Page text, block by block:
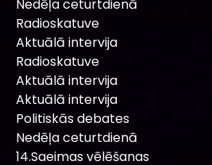
Nedēļa ceturtdienā
Radioskatuve
Aktuālā intervija
Radioskatuve
Aktuālā intervija
Aktuālā intervija
Politiskās debates
Nedēļa ceturtdienā
14.Saeimas vēlēšanas